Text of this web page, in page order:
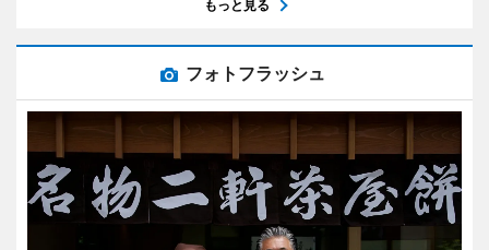
もっと見る
フォトフラッシュ